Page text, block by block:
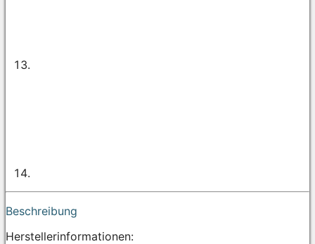
Beschreibung
Herstellerinformationen: